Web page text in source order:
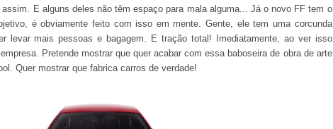
E alguns deles não têm espaço para mala alguma... Já o novo FF tem o
é obviamente feito com isso em mente. Gente, ele tem uma corcunda
levar mais pessoas e bagagem. E tração total! Imediatamente, ao ver isso
Pretende mostrar que quer acabar com essa baboseira de obra de arte
Quer mostrar que fabrica carros de verdade!